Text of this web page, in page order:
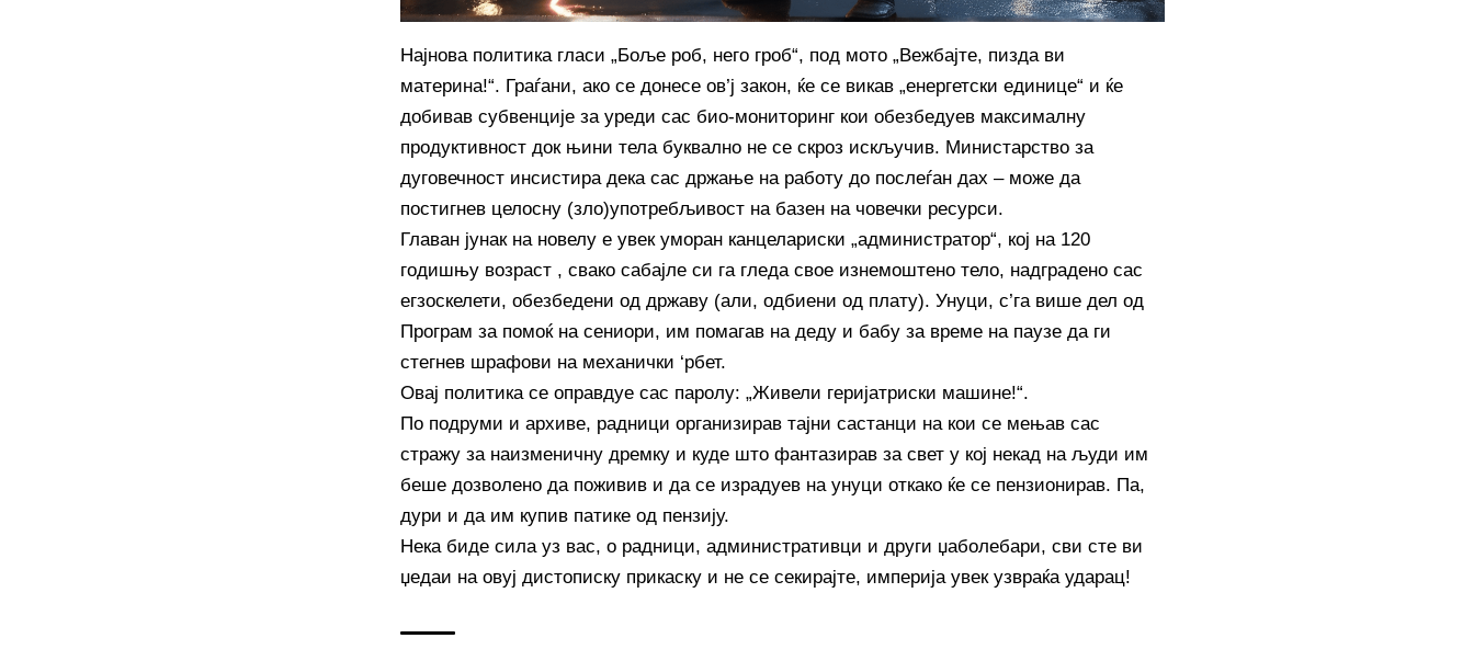
Најнова политика гласи „Боље роб, него гроб“, под мото „Вежбајте, пизда ви
материна!“. Граѓани, ако се донесе ов’ј закон, ќе се викав „енергетски единице“ и ќе
добивав субвенције за уреди сас био-мониторинг кои обезбедуев максималну
продуктивност док њини тела буквално не се скроз искључив. Министарство за
дуговечност инсистира дека сас држање на работу до послеѓан дах – може да
постигнев целосну (зло)употребљивост на базен на човечки ресурси.
Главан јунак на новелу е увек уморан канцелариски „администратор“, кој на 120
годишњу возраст , свако сабајле си га гледа свое изнемоштено тело, надградено сас
егзоскелети, обезбедени од државу (али, одбиени од плату). Унуци, с’га више дел од
Програм за помоќ на сениори, им помагав на деду и бабу за време на паузе да ги
стегнев шрафови на механички ‘рбет.
Овај политика се оправдуе сас паролу: „Живели геријатриски машине!“.
По подруми и архиве, радници организирав тајни састанци на кои се мењав сас
стражу за наизменичну дремку и куде што фантазирав за свет у кој некад на људи им
беше дозволено да поживив и да се израдуев на унуци откако ќе се пензионирав. Па,
дури и да им купив патике од пензију.
Нека биде сила уз вас, о радници, административци и други џаболебари, сви сте ви
џедаи на овуј дистописку прикаску и не се секирајте, империја увек узвраќа ударац!